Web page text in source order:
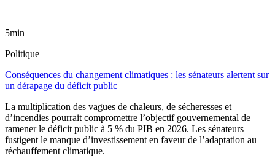
5min
Politique
Conséquences du changement climatiques : les sénateurs alertent sur
un dérapage du déficit public
La multiplication des vagues de chaleurs, de sécheresses et
d’incendies pourrait compromettre l’objectif gouvernemental de
ramener le déficit public à 5 % du PIB en 2026. Les sénateurs
fustigent le manque d’investissement en faveur de l’adaptation au
réchauffement climatique.